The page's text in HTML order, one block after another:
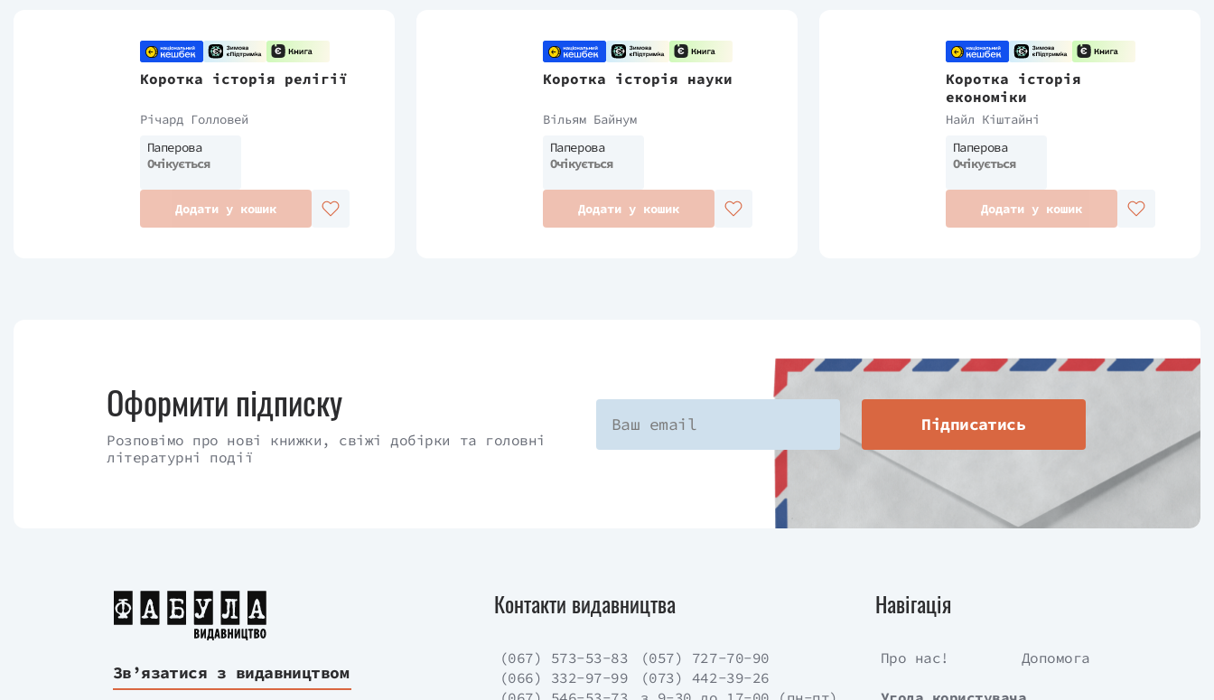
Коротка історія релігії
Річард Голловей
Паперова
Очікується
Додати у кошик
Коротка історія науки
Вільям Байнум
Паперова
Очікується
Додати у кошик
Коротка історія
економіки
Найл Кіштайні
Паперова
Очікується
Додати у кошик
Оформити підписку
Розповімо про нові книжки, свіжі добірки та головні
літературні події
Підписатись
Зв’язатися з видавництвом
Контакти видавництва
(067) 573-53-83
(057) 727-70-90
(066) 332-97-99
(073) 442-39-26
Навігація
Про нас! Допомога